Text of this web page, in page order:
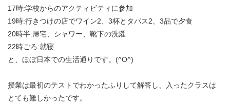
17時:学校からのアクティビティに参加
19時:行きつけの店でワイン2、3杯とタパス2、3品で夕食
20時半:帰宅、シャワー、靴下の洗濯
22時ごろ:就寝
と、ほぼ日本での生活通りです。(^O^)
授業は最初のテストでわかったふりして解答し、入ったクラスは
とても難しかったです。